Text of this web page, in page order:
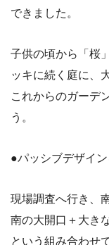
できました。
子供の頃から「桜
ッキに続く庭に、
これからのガーデ
う。
●パッシブデザイ
現場調査へ行き、
南の大開口＋大き
という組み合わせ